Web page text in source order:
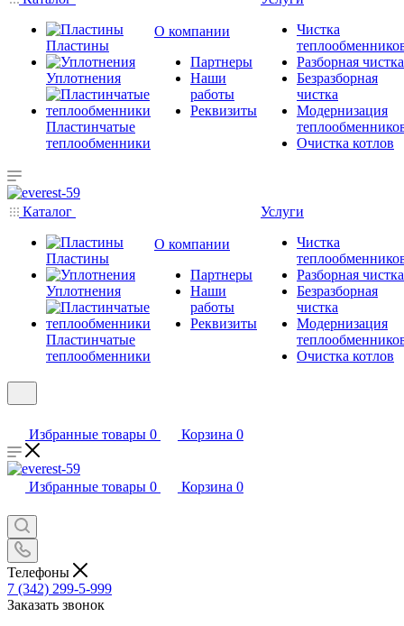
Пластины
Уплотнения
Пластинчатые
теплообменники
О компании
Партнеры
Наши
работы
Реквизиты
Чистка
Разборная чистка
Безразборная
чистка
Модернизация
Очистка котлов
Каталог
Пластины
Уплотнения
Пластинчатые
теплообменники
О компании
Партнеры
Наши
работы
Реквизиты
Услуги
Чистка
Разборная чистка
Безразборная
чистка
Модернизация
Очистка котлов
Избранные товары 0 Корзина 0
Избранные товары 0 Корзина 0
Телефоны
7 (342) 299-5-999
Заказать звонок